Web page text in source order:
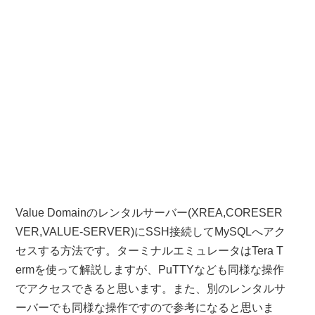
Value Domainのレンタルサーバー(XREA,CORESER
VER,VALUE-SERVER)にSSH接続してMySQLへアク
セスする方法です。ターミナルエミュレータはTera T
ermを使って解説しますが、PuTTYなども同様な操作
でアクセスできると思います。また、別のレンタルサ
ーバーでも同様な操作ですので参考になると思いま